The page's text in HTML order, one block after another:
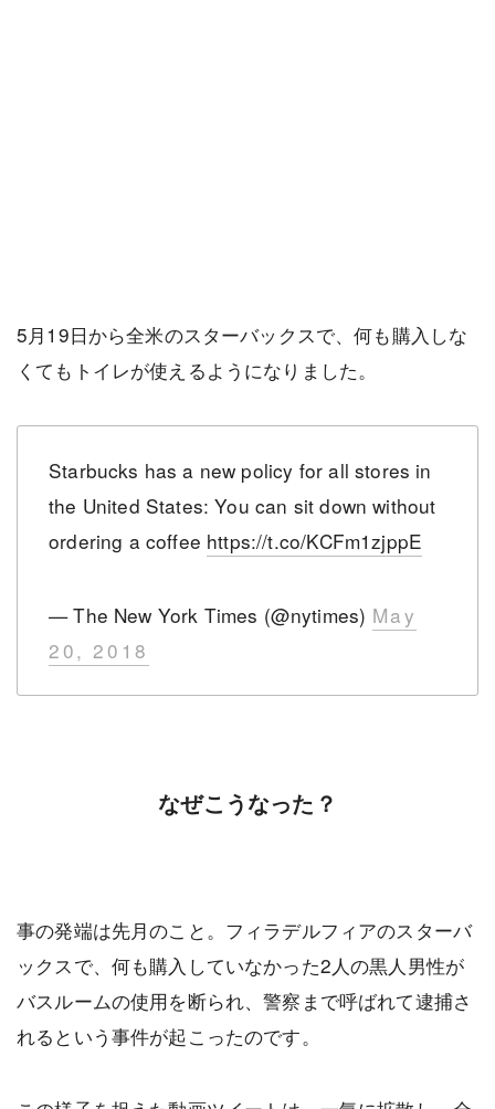
5月19日から全米のスターバックスで、何も購入しな
くてもトイレが使えるようになりました。
Starbucks has a new policy for all stores in
the United States: You can sit down without
ordering a coffee https://t.co/KCFm1zjppE
— The New York Times (@nytimes) May
20, 2018
なぜこうなった？
事の発端は先月のこと。フィラデルフィアのスターバ
ックスで、何も購入していなかった2人の黒人男性が
バスルームの使用を断られ、警察まで呼ばれて逮捕さ
れるという事件が起こったのです。